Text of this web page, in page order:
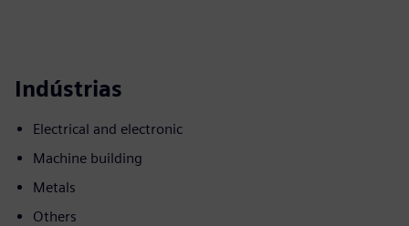
Indústrias
Electrical and electronic
Machine building
Metals
Others